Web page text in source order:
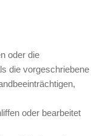
oder die
die vorgeschriebene
oder bearbeitet